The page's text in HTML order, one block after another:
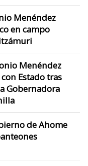
Menéndez
en campo
Menéndez
Estado tras
Gobernadora
de Ahome